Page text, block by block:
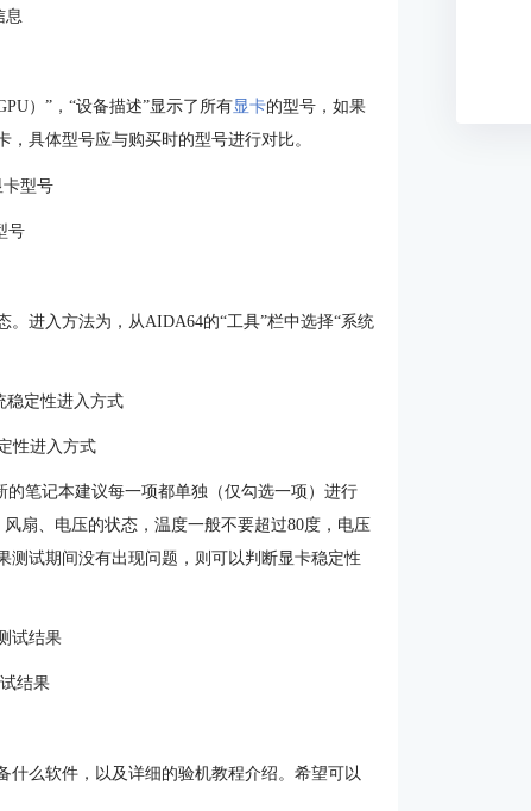
息
）”，“设备描述”显示了所有显卡的型号，如果
具体型号应与购买时的型号进行对比。
号
进入方法为，从AIDA64的“工具”栏中选择“系统
性进入方式
的笔记本建议每一项都单独（仅勾选一项）进行
扇、电压的状态，温度一般不要超过80度，电压
测试期间没有出现问题，则可以判断显卡稳定性
结果
么软件，以及详细的验机教程介绍。希望可以